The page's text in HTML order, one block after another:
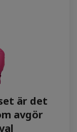
är det
avgör